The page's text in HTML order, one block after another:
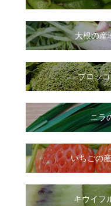
大根の産
ブロッ
ニラ
いちごの
キウイフ